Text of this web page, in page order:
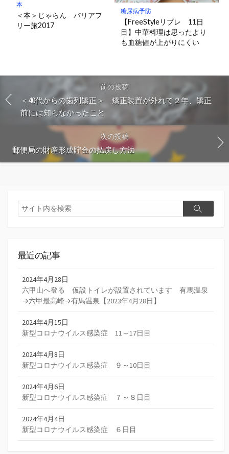
本
＜本＞じゃらん バリアフ
リー旅2017
糖尿病予防
【FreeStyleリブレ 11日
目】中華料理は思ったより
も血糖値が上がりにくい
前の投稿
＜40代からの歯列矯正＞ 矯正装置が外れて２年、矯正
前には知らなかったこと
次の投稿
郵便局の財産形成貯金の払戻し方法
検
索
検
最近の記事
2024年4月28日
六甲山へ登る 仮設トイレが設置されています 有馬温泉
→六甲最高峰→有馬温泉【2023年4月28日】
2024年4月15日
新型コロナウイルス感染症 11～17日目
2024年4月8日
新型コロナウイルス感染症 ９～10日目
2024年4月6日
新型コロナウイルス感染症 ７～８日目
2024年4月4日
新型コロナウイルス感染症 ６日目